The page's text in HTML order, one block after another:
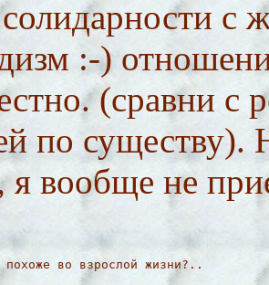
солидарности
:-)
(сравни с
по существу).
я вообще не
во взрослой жизни?..